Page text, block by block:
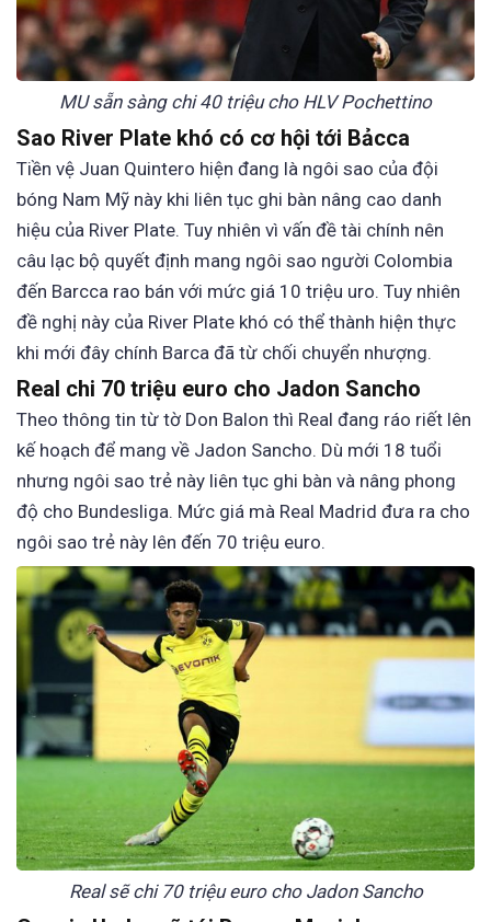
MU sẵn sàng chi 40 triệu cho HLV Pochettino
Sao River Plate khó có cơ hội tới Bảcca
Tiền vệ Juan Quintero hiện đang là ngôi sao của đội
bóng Nam Mỹ này khi liên tục ghi bàn nâng cao danh
hiệu của River Plate. Tuy nhiên vì vấn đề tài chính nên
câu lạc bộ quyết định mang ngôi sao người Colombia
đến Barcca rao bán với mức giá 10 triệu uro. Tuy nhiên
đề nghị này của River Plate khó có thể thành hiện thực
khi mới đây chính Barca đã từ chối chuyển nhượng.
Real chi 70 triệu euro cho Jadon Sancho
Theo thông tin từ tờ Don Balon thì Real đang ráo riết lên
kế hoạch để mang về Jadon Sancho. Dù mới 18 tuổi
nhưng ngôi sao trẻ này liên tục ghi bàn và nâng phong
độ cho Bundesliga. Mức giá mà Real Madrid đưa ra cho
ngôi sao trẻ này lên đến 70 triệu euro.
Real sẽ chi 70 triệu euro cho Jadon Sancho